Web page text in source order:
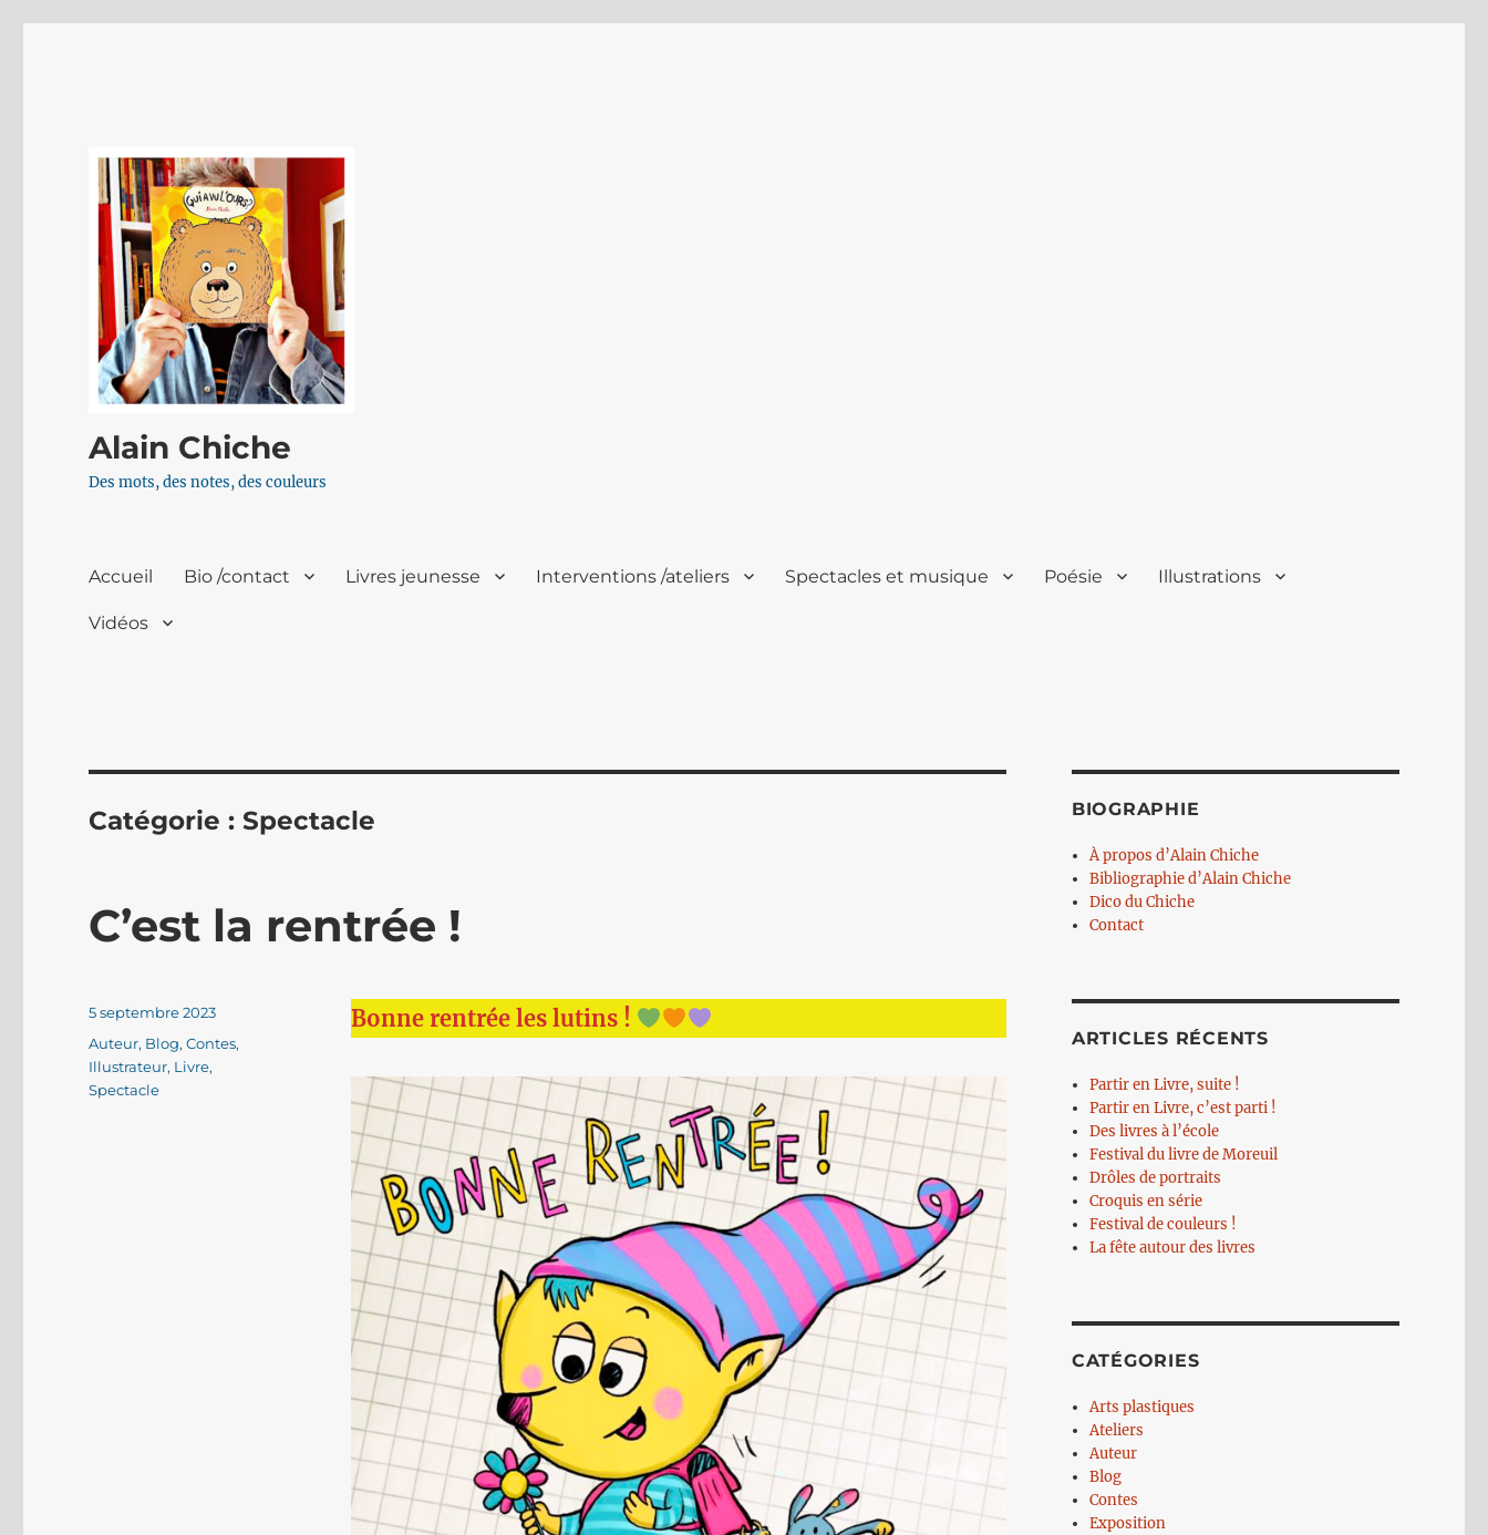
Alain Chiche
Des mots, des notes, des couleurs
Accueil Bio /contact Livres jeunesse Interventions /ateliers Spectacles et musique Poésie Illustrations
Vidéos
Catégorie :Spectacle
C’est la rentrée !
Bonne rentrée les lutins !
Publié
5 septembre 2023
Catégories
Auteur, Blog,Contes,
Illustrateur, Livre,
Spectacle
BIOGRAPHIE
À propos d’Alain Chiche
Bibliographie d’Alain Chiche
Dico du Chiche
Contact
ARTICLES RÉCENTS
Partir en Livre, suite !
Partir en Livre, c’est parti !
Des livres à l’école
Festival du livre de Moreuil
Drôles de portraits
Croquis en série
Festival de couleurs !
La fête autour des livres
CATÉGORIES
Arts plastiques
Ateliers
Auteur
Blog
Contes
Exposition